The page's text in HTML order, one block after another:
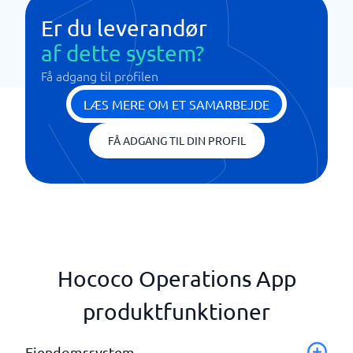
Er du leverandør
af dette system?
Få adgang til profilen
LÆS MERE OM ET SAMARBEJDE
FÅ ADGANG TIL DIN PROFIL
Hococo Operations App
produktfunktioner